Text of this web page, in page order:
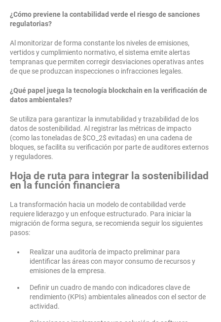
¿Cómo previene la contabilidad verde el riesgo de sanciones
regulatorias?
Al monitorizar de forma constante los niveles de emisiones,
vertidos y cumplimiento normativo, el sistema emite alertas
tempranas que permiten corregir desviaciones operativas antes
de que se produzcan inspecciones o infracciones legales.
¿Qué papel juega la tecnología blockchain en la verificación de
datos ambientales?
Se utiliza para garantizar la inmutabilidad y trazabilidad de los
datos de sostenibilidad. Al registrar las métricas de impacto
(como las toneladas de $CO_2$ evitadas) en una cadena de
bloques, se facilita su verificación por parte de auditores externos
y reguladores.
Hoja de ruta para integrar la sostenibilidad
en la función financiera
La transformación hacia un modelo de contabilidad verde
requiere liderazgo y un enfoque estructurado. Para iniciar la
migración de forma segura, se recomienda seguir los siguientes
pasos:
Realizar una auditoría de impacto preliminar para
identificar las áreas con mayor consumo de recursos y
emisiones de la empresa.
Definir un cuadro de mando con indicadores clave de
rendimiento (KPIs) ambientales alineados con el sector de
actividad.